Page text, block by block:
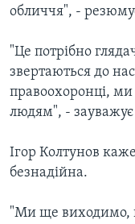
обличчя", -
"Це потрібно
звертаються до
правоохоронці,
людям", -
Ігор Колтунов
безнадійна.
"Ми ще виходимо,